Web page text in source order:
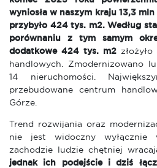
wyniosła w naszym kraju 13,3
przybyło 424 tys. m2. Według
porównaniu z tym samym
dodatkowe 424 tys. m2
handlowych. Zmodernizowano
14 nieruchomości.
przebudowane centrum
Górze.
Trend rozwijania oraz
nie jest widoczny wyłącznie
zachodzie ludzie chętniej
jednak ich podejście i dziś